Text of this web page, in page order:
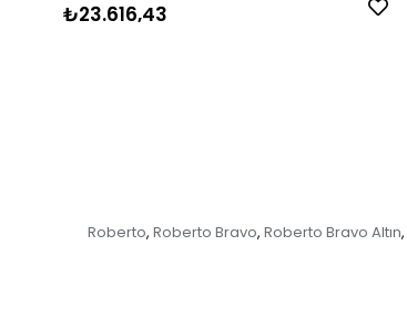
₺23.616,43
Roberto, Roberto Bravo, Roberto Bravo Altın,